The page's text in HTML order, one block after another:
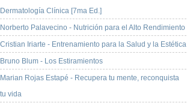
Dermatología Clínica [7ma Ed.]
Norberto Palavecino - Nutrición para el Alto Rendimiento
Cristian Iriarte - Entrenamiento para la Salud y la Estética
Bruno Blum - Los Estiramientos
Marian Rojas Estapé - Recupera tu mente, reconquista
tu vida